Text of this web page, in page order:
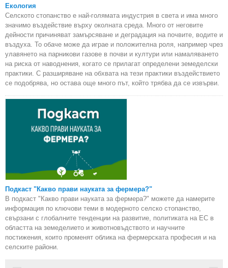
Екология
Селското стопанство е най-голямата индустрия в света и има много
значимо въздействие върху околната среда. Много от неговите
дейности причиняват замърсяване и деградация на почвите, водите и
въздуха. То обаче може да играе и положителна роля, например чрез
улавянето на парникови газове в почви и култури или намаляването
на риска от наводнения, когато се прилагат определени земеделски
практики. С разширяване на обхвата на тези практики въздействието
се подобрява, но остава още много път, който трябва да се извърви.
Подкаст "Какво прави науката за фермера?"
В подкаст "Какво прави науката за фермера?" можете да намерите
информация по ключови теми в модерното селско стопанство,
свързани с глобалните тенденции на развитие, политиката на ЕС в
областта на земеделието и животновъдството и научните
постижения, които променят облика на фермерската професия и на
селските райони.